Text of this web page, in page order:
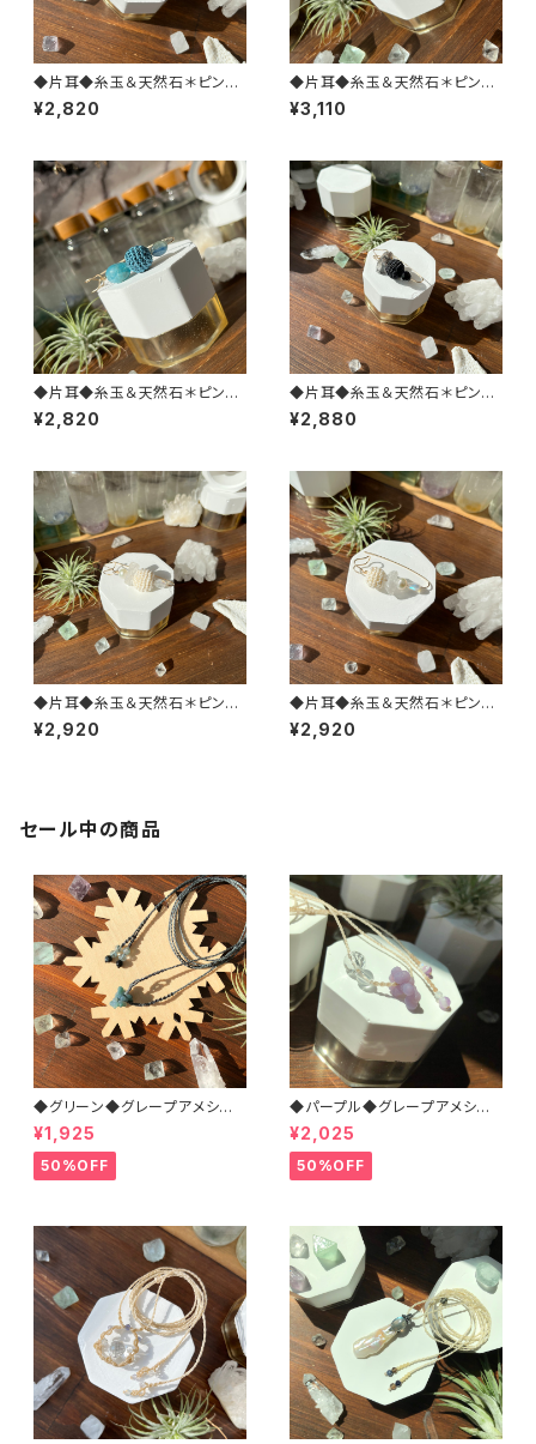
◆片耳◆糸玉＆天然石＊ピン型
ピアス(パープル)
¥2,820
◆片耳◆糸玉＆天然石＊ピン型
ピアス(ネイビー)
¥3,110
◆片耳◆糸玉＆天然石＊ピン型
ピアス(ブルー)
¥2,820
◆片耳◆糸玉＆天然石＊ピン型
ピアス(ブラック)
¥2,880
◆片耳◆糸玉＆天然石＊ピン型
ピアス(ホワイトL)
¥2,920
◆片耳◆糸玉＆天然石＊ピン型
ピアス(ホワイトM)
¥2,920
セール中の商品
◆グリーン◆グレープアメシスト
＊マクラメネックレス
¥1,925
50%OFF
◆パープル◆グレープアメシスト
＊マクラメネックレス
¥2,025
50%OFF